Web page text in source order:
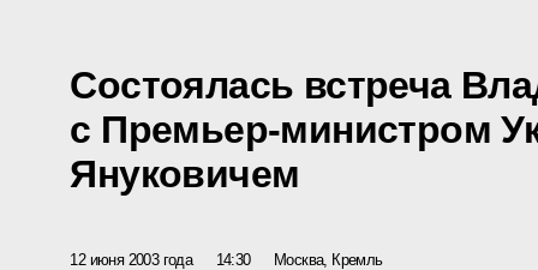
Состоялась встреча
с Премьер-министром
Януковичем
12 июня 2003 года 14:30 Москва, Кремль